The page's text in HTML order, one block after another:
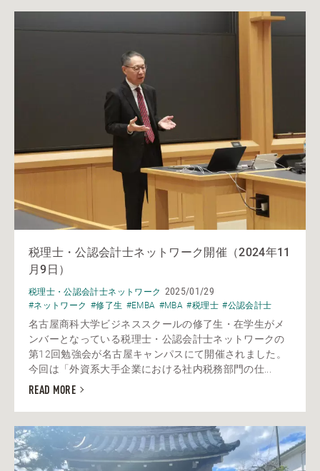
税理士・公認会計士ネットワーク開催（2024年11
月9日）
税理士・公認会計士ネットワーク 2025/01/29
#ネットワーク #修了生 #EMBA #MBA #税理士 #公認会計士
名古屋商科大学ビジネススクールの修了生・在学生がメ
ンバーとなっている税理士・公認会計士ネットワークの
第12回勉強会が名古屋キャンパスにて開催されました。
今回は「外資系大手企業における社内税務部門の仕...
READ MORE